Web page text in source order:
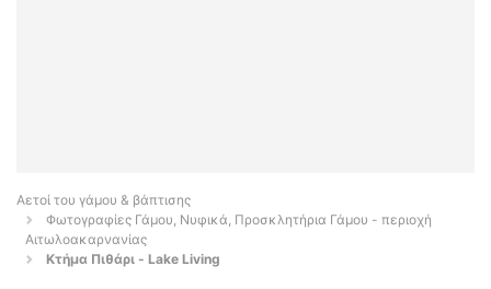
Αετοί του γάμου & βάπτισης
Φωτογραφίες Γάμου, Νυφικά, Προσκλητήρια Γάμου - περιοχή
Αιτωλοακαρνανίας
Κτήμα Πιθάρι - Lake Living